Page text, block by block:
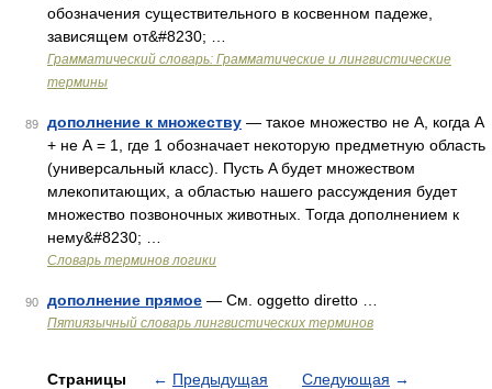
обозначения существительного в косвенном падеже,
зависящем от&#8230; …
Грамматический словарь: Грамматические и лингвистические
термины
89 дополнение к множеству — такое множество не А, когда A
+ не А = 1, где 1 обозначает некоторую предметную область
(универсальный класс). Пусть A будет множеством
млекопитающих, а областью нашего рассуждения будет
множество позвоночных животных. Тогда дополнением к
нему&#8230; …
Словарь терминов логики
90 дополнение прямое — См. oggetto diretto …
Пятиязычный словарь лингвистических терминов
Страницы ← Предыдущая Следующая →